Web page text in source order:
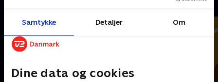
Samtykke Detaljer Om
Dine data og cookies